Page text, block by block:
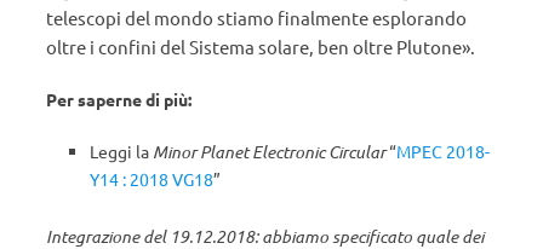
telescopi del mondo stiamo finalmente esplorando
oltre i confini del Sistema solare, ben oltre Plutone».
Per saperne di più:
Leggi la Minor Planet Electronic Circular“MPEC 2018-
Y14 : 2018 VG18”
Integrazione del 19.12.2018: abbiamo specificato quale dei